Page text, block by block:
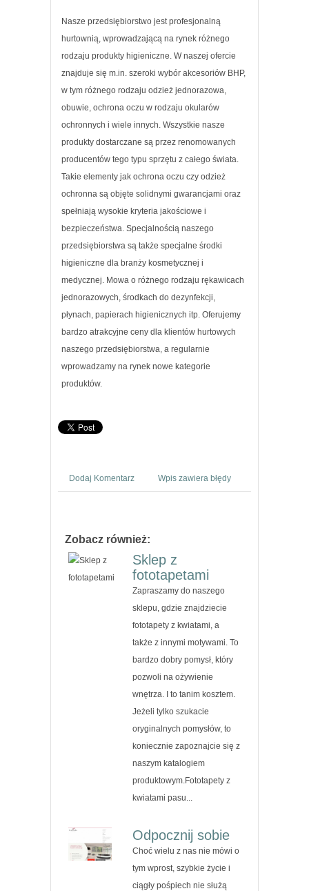
Nasze przedsiębiorstwo jest profesjonalną
hurtownią, wprowadzającą na rynek różnego
rodzaju produkty higieniczne. W naszej ofercie
znajduje się m.in. szeroki wybór akcesoriów BHP,
w tym różnego rodzaju odzież jednorazowa,
obuwie, ochrona oczu w rodzaju okularów
ochronnych i wiele innych. Wszystkie nasze
produkty dostarczane są przez renomowanych
producentów tego typu sprzętu z całego świata.
Takie elementy jak ochrona oczu czy odzież
ochronna są objęte solidnymi gwarancjami oraz
spełniają wysokie kryteria jakościowe i
bezpieczeństwa. Specjalnością naszego
przedsiębiorstwa są także specjalne środki
higieniczne dla branży kosmetycznej i
medycznej. Mowa o różnego rodzaju rękawicach
jednorazowych, środkach do dezynfekcji,
płynach, papierach higienicznych itp. Oferujemy
bardzo atrakcyjne ceny dla klientów hurtowych
naszego przedsiębiorstwa, a regularnie
wprowadzamy na rynek nowe kategorie
produktów.
Dodaj Komentarz Wpis zawiera błędy
Zobacz również:
Sklep z
fototapetami
Zapraszamy do naszego
sklepu, gdzie znajdziecie
fototapety z kwiatami, a
także z innymi motywami. To
bardzo dobry pomysł, który
pozwoli na ożywienie
wnętrza. I to tanim kosztem.
Jeżeli tylko szukacie
oryginalnych pomysłów, to
koniecznie zapoznajcie się z
naszym katalogiem
produktowym.Fototapety z
kwiatami pasu...
Odpocznij sobie
Choć wielu z nas nie mówi o
tym wprost, szybkie życie i
ciągły pośpiech nie służą